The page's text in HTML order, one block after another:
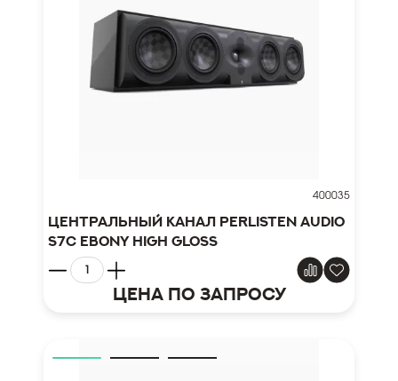
400035
Центральный канал Perlisten Audio
S7c Ebony High Gloss
Цена по запросу